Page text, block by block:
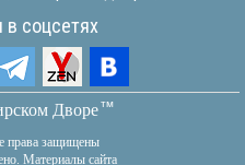
соцсетях
Дворетм
права защищены
Материалы сайта